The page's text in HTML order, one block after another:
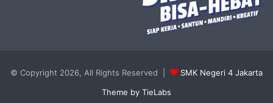
© Copyright 2026, All Rights Reserved |
SMK Negeri 4 Jakarta
Theme by TieLabs